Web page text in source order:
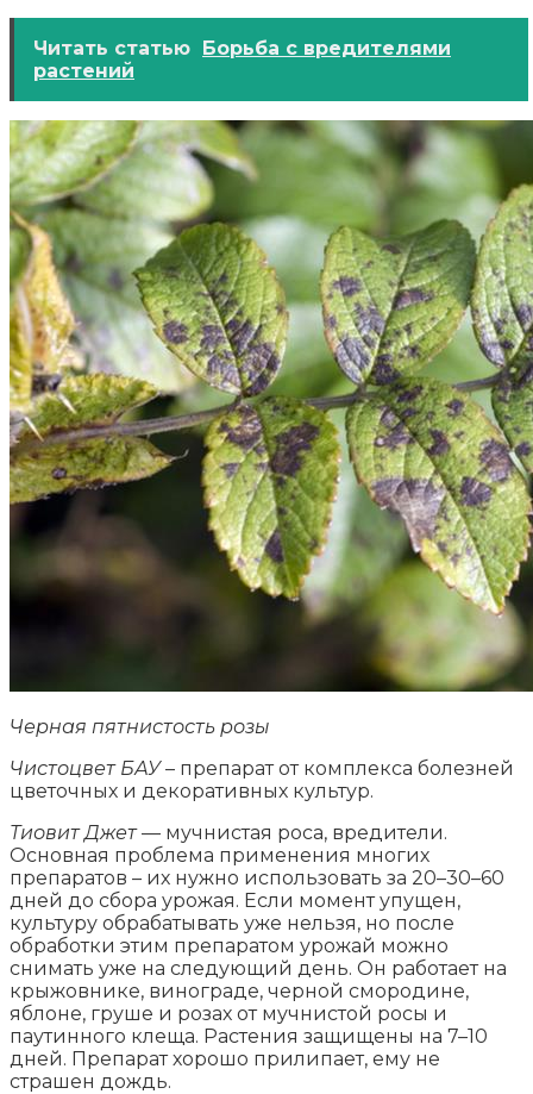
Читать статью Борьба с вредителями
растений
Черная пятнистость розы
Чистоцвет БАУ– препарат от комплекса болезней
цветочных и декоративных культур.
Тиовит Джет— мучнистая роса, вредители.
Основная проблема применения многих
препаратов – их нужно использовать за 20–30–60
дней до сбора урожая. Если момент упущен,
культуру обрабатывать уже нельзя, но после
обработки этим препаратом урожай можно
снимать уже на следующий день. Он работает на
крыжовнике, винограде, черной смородине,
яблоне, груше и розах от мучнистой росы и
паутинного клеща. Растения защищены на 7–10
дней. Препарат хорошо прилипает, ему не
страшен дождь.